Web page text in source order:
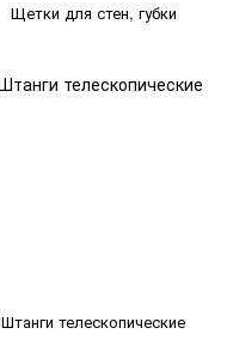
Щетки для стен, губки
Штанги телескопические